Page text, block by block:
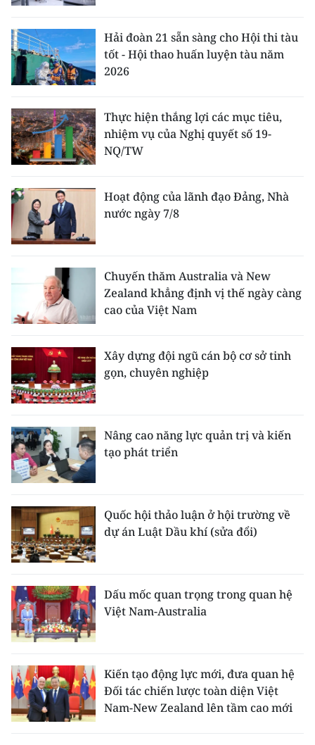
Hải đoàn 21 sẵn sàng cho Hội thi tàu
tốt - Hội thao huấn luyện tàu năm
2026
Thực hiện thắng lợi các mục tiêu,
nhiệm vụ của Nghị quyết số 19-
NQ/TW
Hoạt động của lãnh đạo Đảng, Nhà
nước ngày 7/8
Chuyến thăm Australia và New
Zealand khẳng định vị thế ngày càng
cao của Việt Nam
Xây dựng đội ngũ cán bộ cơ sở tinh
gọn, chuyên nghiệp
Nâng cao năng lực quản trị và kiến
tạo phát triển
Quốc hội thảo luận ở hội trường về
dự án Luật Dầu khí (sửa đổi)
Dấu mốc quan trọng trong quan hệ
Việt Nam-Australia
Kiến tạo động lực mới, đưa quan hệ
Đối tác chiến lược toàn diện Việt
Nam-New Zealand lên tầm cao mới